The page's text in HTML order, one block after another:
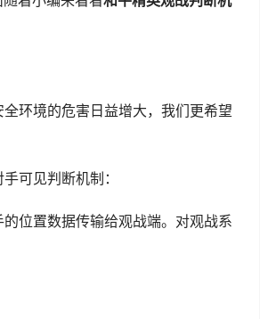
环境的危害日益增大，我们更希望
可见判断机制：
位置数据传输给观战端。对观战系